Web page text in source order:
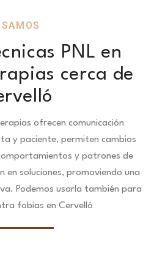
PNL en
cerca de
ofrecen comunicación
y paciente, permiten cambios
y patrones de
en soluciones, promoviendo una
Podemos usarla también para
fobias en Cervelló